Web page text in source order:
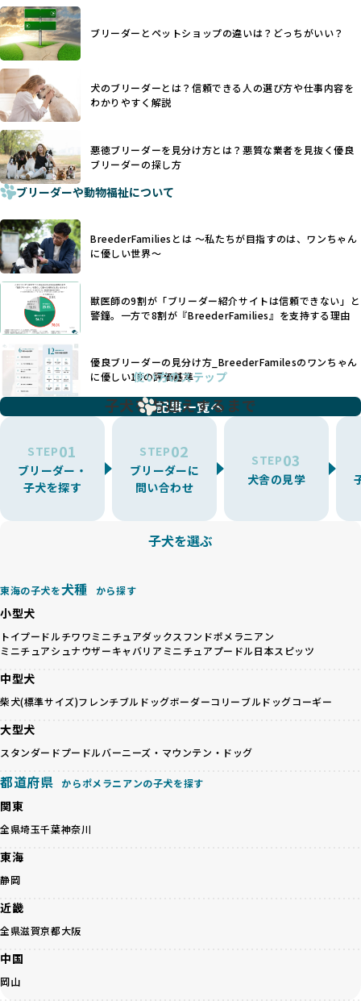
さらに、書類審査のみで掲載が許可されるサイトが多く、実
際の飼育環境やブリーダーの姿勢が見えにくい点も課題で
す。こうしたサイトでは、ブリーダーが記載する情報が主で
あり、実際の現場や日々のケアの状況がわからないため、営
利優先の「悪徳ブリーダー」が含まれるリスクが高まりま
す。
BreederFamiliesでは、ワンちゃんを大切にする「優良ブリ
ーダー」のみを紹介するために、法令を超えた独自の基準を
設け、ブリーダーの理念や飼育環境の厳格なチェックを行っ
ています。
一部の営利優先のブリーディングでは、母犬の出産負担を考
えずに大量繁殖が行われ、親犬が心身ともに疲弊するケース
が見られます。さらに、コストカットのために食事を減らし
たり、栄養のない食事を与える、適切な健康管理が行われな
いなど、ワンちゃんの健康と福祉が犠牲にされることも少な
くありません。
また、健康リスクが予測しづらいミックス犬の繁殖や、愛情
が行き届かない多頭飼育等も問題です。これらのブリーディ
ング手法は、ワンちゃんの福祉を無視し、利益のみを追求す
るブリーダーによるものが多く、消費者にとっても深刻な課
題となっています。
BreederFamiliesでは、こうしたワンちゃんに優しくないブ
リーディングをなくすため、すべてのワンちゃんを家族のよ
うに大切に飼育・繁殖を行っている「優良ブリーダー」のみ
BreederFamiliesでは、アニマルウェルフェアを最優先に考
えた6つの絶対基準と12の総合基準を設定しています。これに
ことを徹底しています。
BreederFamiliesでは、以下の6項目を必須条件とし、これら
基づいた責任あるブリーディングを確保しています。
さらに、健康管理、社会性の育成、遺伝子検査、食事や運動
の質など、ワンちゃんの心身に配慮した飼育環境が整ってい
るかを評価する12項目の総合基準を設けています。これによ
り、より高い基準をクリアしたブリーダーだけを厳選してい
ます。
良ブリーダーのみが登録されています。
BreederFamiliesでは、法令に準拠するだけでなく、ワンち
のみを厳選しています。これにより、ユーザーの皆さんに安
心して選べる選択肢を提供しています。
「BreederFamilesのワンちゃんに優しい18の評価基準」は
こちら
接のヒアリング、現地確認を通じて厳しく評価しています。
このプロセスにより、育成環境や健康管理だけでなく、ブリ
さらに、こうした評価結果は透明性を持って公開されている
ため、どのブリーダーを選んでも安心して子犬をお迎えいた
徹底した透明性こそが、BreederFamiliesの大きな特徴で
す。
ヨーロッパ諸国ではこうした処置が禁止されている一方で、
日本ではいまだ行われる場合があります。
優良ブリーダーは動物福祉を優先し、ワンちゃんの自然な姿
を大切にするため断尾・断耳を行いません。
一方、営利優先ブリーダーでは「見た目が良く売れやすい」
ことを理由に断尾や断耳を行うことがあり、中には麻酔なし
で処置するケースも見受けられます。
「耳やしっぽを切らない」詳細はこちら
犬種ごとに異なる健康リスクや育て方のポイントを理解し、
適切に対応するためには、深い知識と豊富な経験が欠かせま
せん。現在、犬種は200種類以上あり、それぞれに特有の健康
たとえば、パグは呼吸器系のトラブルを抱えやすく、ラブラ
ドール・レトリバーには股関節形成不全への注意が必要で
す。このような犬種ごとの違いを熟知し、適切なケアを提供
できるかどうかは、ブリーダーの専門性に大きく関わりま
す。
優良ブリーダーは、少数の犬種（一般的に3種以内）に絞って
繁殖を行い、各犬種の特徴を熟知しています。これにより、
犬種ごとの健康管理や繁殖において質の高いケアを提供する
ことが可能です。
一方、営利優先ブリーダーは流行や需要に応じて扱う犬種を
増やす傾向があり、犬種ごとに異なる健康問題や適切な育成
環境を十分に考慮しない場合があります。こうしたブリーダ
たりストレスを抱えたりするリスクが高まります。
「少数の犬種に集中」の詳細はこちら
すが、無計画な交配には健康リスクが伴います。異なる犬種
の特徴を持つことで予測しにくい健康問題が発生する可能性
が高く、診断や治療も複雑化する場合があります。また、ミ
待する理想と現実が大きく異なることも少なくありません。
健康と性格を次世代に引き継ぐために、ミックス犬の繁殖を
避けます。無計画な交配がもたらすリスクを理解し、飼い主
への十分な説明とアフターフォローを確保できる範囲での繁
殖を徹底しているのです。
一方、営利優先ブリーダーは流行や需要に応じて安易にミッ
クス犬を繁殖し、健康管理や飼い主への配慮が不十分なこと
が多く見受けられます。場合によっては、チワワ×ハスキー
等体格の異なるリスクの高い交配を行うこともあります。
「ミックス犬を繁殖しない」の詳細はこちら
ペットショップやペットオークションは、流通過程でワンち
ゃんが長時間の輸送を強いられたり、狭いケージに閉じ込め
られるなど、心身に大きな負担がかかります。このような環
境は、ストレスや感染リスクを増大させるだけでなく、ワン
ちゃんの社会性や基本的なしつけにも悪影響を与える可能性
があります。
優良ブリーダーは、ワンちゃんの健康と幸せを第一に考え、
ペットショップやオークションを介さずに直接飼い主に渡す
ことを大切にしています。また、彼らはお迎え先を自身で確
認し、ワンちゃんが安心して暮らせる環境を整えるために直
接の引き渡しを基本とします。
ットショップやオークションを活用し、子犬の心身への影響
ブリーダーとペットショップの違いは？どっちがいい？
犬のブリーダーとは？信頼できる人の選び方や仕事内容を
わかりやすく解説
悪徳ブリーダーを見分け方とは？悪質な業者を見抜く優良
ブリーダーの探し方
ブリーダーや動物福祉について
BreederFamiliesとは 〜私たちが目指すのは、ワンちゃん
に優しい世界〜
獣医師の9割が「ブリーダー紹介サイトは信頼できない」と
警鐘。一方で8割が『BreederFamilies』を支持する理由
優良ブリーダーの見分け方_BreederFamilesのワンちゃん
に優しい18の評価基準
記事一覧へ
使い方のステップ
子犬をお迎えするまで
STEP01
ブリーダー・
子犬を探す
STEP02
ブリーダーに
問い合わせ
STEP03
犬舎の見学
子犬を選ぶ
東海の子犬を犬種 から探す
小型犬
トイプードルチワワミニチュアダックスフンドポメラニアン
ミニチュアシュナウザーキャバリア ミニチュアプードル日本スピッツ
中型犬
柴犬(標準サイズ)フレンチブルドッグボーダーコリーブルドッグコーギー
大型犬
スタンダードプードルバーニーズ・マウンテン・ドッグ
都道府県 からポメラニアンの子犬を探す
関東
全県埼玉千葉神奈川
東海
静岡
近畿
全県滋賀京都大阪
中国
岡山